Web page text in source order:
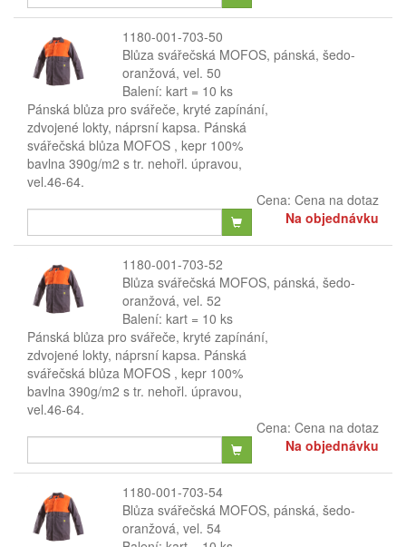
1180-001-703-50
Blůza svářečská MOFOS, pánská, šedo-
oranžová, vel. 50
Balení: kart = 10 ks
Pánská blůza pro svářeče, kryté zapínání,
zdvojené lokty, náprsní kapsa. Pánská
svářečská blůza MOFOS , kepr 100%
bavlna 390g/m2 s tr. nehořl. úpravou,
vel.46-64.
Cena: Cena na dotaz
Na objednávku
1180-001-703-52
Blůza svářečská MOFOS, pánská, šedo-
oranžová, vel. 52
Balení: kart = 10 ks
Pánská blůza pro svářeče, kryté zapínání,
zdvojené lokty, náprsní kapsa. Pánská
svářečská blůza MOFOS , kepr 100%
bavlna 390g/m2 s tr. nehořl. úpravou,
vel.46-64.
Cena: Cena na dotaz
Na objednávku
1180-001-703-54
Blůza svářečská MOFOS, pánská, šedo-
oranžová, vel. 54